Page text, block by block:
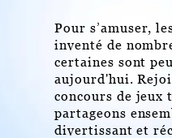
Pour s’amuser,
inventé de
certaines sont
aujourd'hui.
concours de
partageons
divertissant et